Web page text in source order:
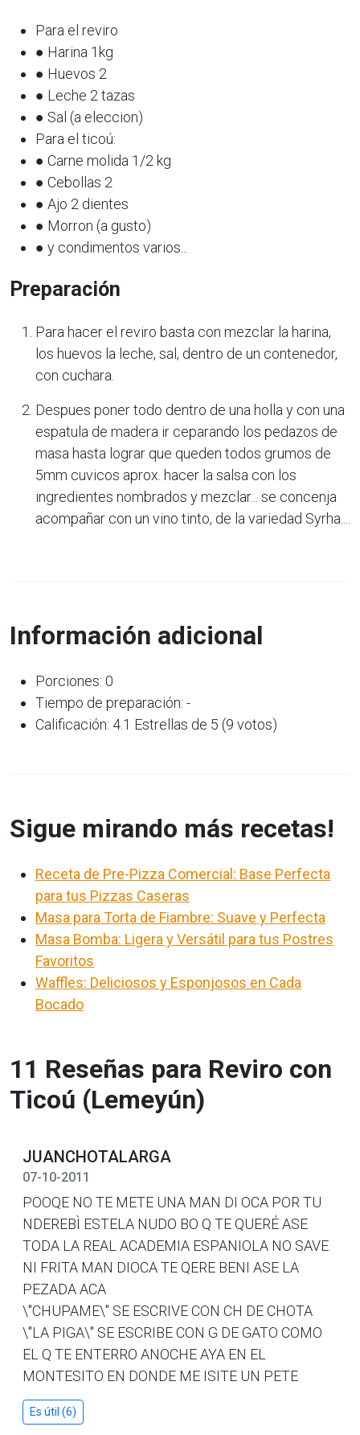
Para el reviro
● Harina 1kg
● Huevos 2
● Leche 2 tazas
● Sal (a eleccion)
Para el ticoú:
● Carne molida 1/2 kg
● Cebollas 2
● Ajo 2 dientes
● Morron (a gusto)
● y condimentos varios...
Preparación
Para hacer el reviro basta con mezclar la harina,
los huevos la leche, sal, dentro de un contenedor,
con cuchara.
Despues poner todo dentro de una holla y con una
espatula de madera ir ceparando los pedazos de
masa hasta lograr que queden todos grumos de
5mm cuvicos aprox. hacer la salsa con los
ingredientes nombrados y mezclar... se concenja
acompañar con un vino tinto, de la variedad Syrha....
Información adicional
Porciones: 0
Tiempo de preparación: -
Calificación: 4.1 Estrellas de 5 (9 votos)
Sigue mirando más recetas!
Receta de Pre-Pizza Comercial: Base Perfecta
para tus Pizzas Caseras
Masa para Torta de Fiambre: Suave y Perfecta
Masa Bomba: Ligera y Versátil para tus Postres
Favoritos
Waffles: Deliciosos y Esponjosos en Cada
Bocado
11 Reseñas para Reviro con
Ticoú (Lemeyún)
JUANCHOTALARGA
07-10-2011
POOQE NO TE METE UNA MAN DI OCA POR TU
NDEREBÌ ESTELA NUDO BO Q TE QUERÉ ASE
TODA LA REAL ACADEMIA ESPANIOLA NO SAVE
NI FRITA MAN DIOCA TE QERE BENI ASE LA
PEZADA ACA
\"CHUPAME\" SE ESCRIVE CON CH DE CHOTA
\"LA PIGA\" SE ESCRIBE CON G DE GATO COMO
EL Q TE ENTERRO ANOCHE AYA EN EL
MONTESITO EN DONDE ME ISITE UN PETE
Es útil (6)